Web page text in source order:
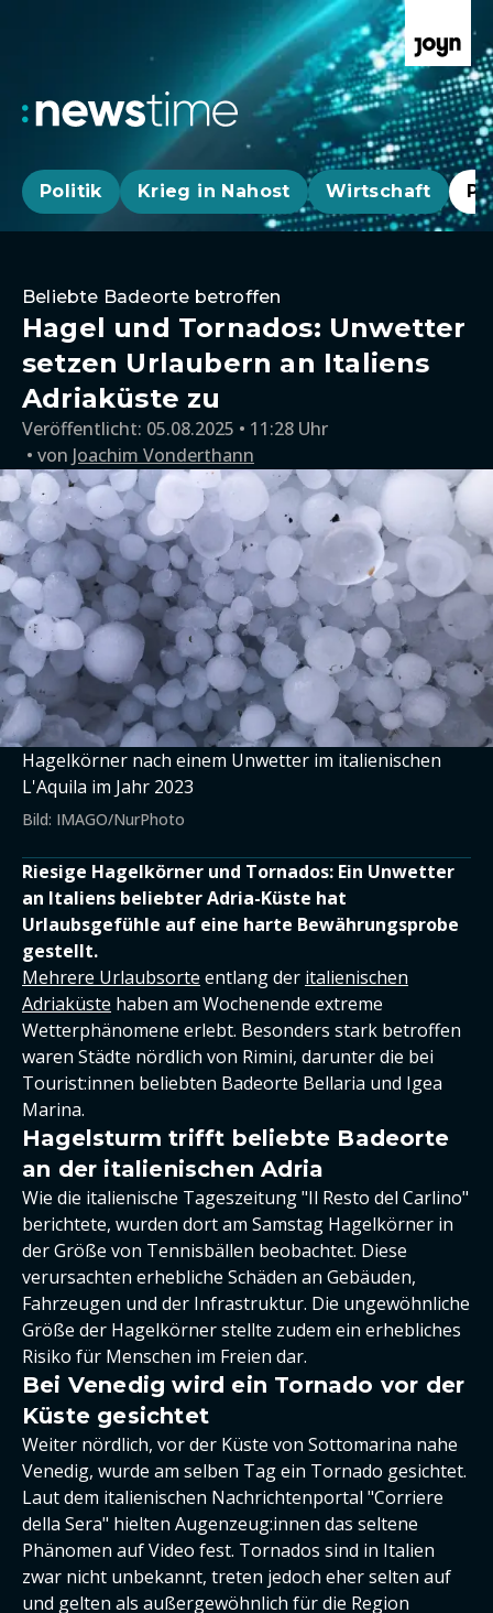
Politik Krieg in Nahost Wirtschaft
Beliebte Badeorte betroffen
Hagel und Tornados: Unwetter
setzen Urlaubern an Italiens
Adriaküste zu
Veröffentlicht: 05.08.2025 • 11:28 Uhr
von Joachim Vonderthann
Hagelkörner nach einem Unwetter im italienischen
L'Aquila im Jahr 2023
Bild: IMAGO/NurPhoto
Riesige Hagelkörner und Tornados: Ein Unwetter
an Italiens beliebter Adria-Küste hat
Urlaubsgefühle auf eine harte Bewährungsprobe
gestellt.
Mehrere Urlaubsorte entlang der italienischen
Adriaküste haben am Wochenende extreme
Wetterphänomene erlebt. Besonders stark betroffen
waren Städte nördlich von Rimini, darunter die bei
Tourist:innen beliebten Badeorte Bellaria und Igea
Marina.
Hagelsturm trifft beliebte Badeorte
an der italienischen Adria
Wie die italienische Tageszeitung "Il Resto del Carlino"
berichtete, wurden dort am Samstag Hagelkörner in
der Größe von Tennisbällen beobachtet. Diese
verursachten erhebliche Schäden an Gebäuden,
Fahrzeugen und der Infrastruktur. Die ungewöhnliche
Größe der Hagelkörner stellte zudem ein erhebliches
Risiko für Menschen im Freien dar.
Bei Venedig wird ein Tornado vor der
Küste gesichtet
Weiter nördlich, vor der Küste von Sottomarina nahe
Venedig, wurde am selben Tag ein Tornado gesichtet.
Laut dem italienischen Nachrichtenportal "Corriere
della Sera" hielten Augenzeug:innen das seltene
Phänomen auf Video fest. Tornados sind in Italien
zwar nicht unbekannt, treten jedoch eher selten auf
und gelten als außergewöhnlich für die Region